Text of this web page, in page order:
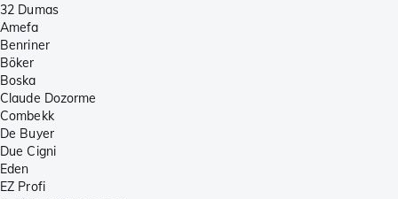
32 Dumas
Amefa
Benriner
Böker
Boska
Claude Dozorme
Combekk
De Buyer
Due Cigni
Eden
EZ Profi